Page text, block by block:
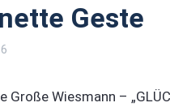
Geste
Große Wiesmann –